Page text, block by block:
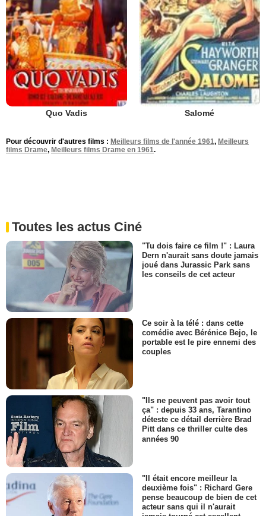
Quo Vadis Salomé
Pour découvrir d'autres films : Meilleurs films de l'année 1961, Meilleurs
films Drame, Meilleurs films Drame en 1961.
Toutes les actus Ciné
"Tu dois faire ce film !" : Laura
Dern n'aurait sans doute jamais
joué dans Jurassic Park sans
les conseils de cet acteur
Ce soir à la télé : dans cette
comédie avec Bérénice Bejo, le
portable est le pire ennemi des
couples
"Ils ne peuvent pas avoir tout
ça" : depuis 33 ans, Tarantino
déteste ce détail derrière Brad
Pitt dans ce thriller culte des
années 90
"Il était encore meilleur la
deuxième fois" : Richard Gere
pense beaucoup de bien de cet
acteur sans qui il n'aurait